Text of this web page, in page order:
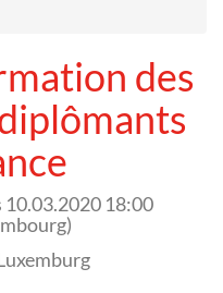
des
10.03.2020 18:00
)